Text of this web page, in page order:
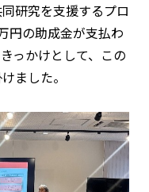
研究を支援するプロ
円の助成金が支払わ
っかけとして、この
ました。